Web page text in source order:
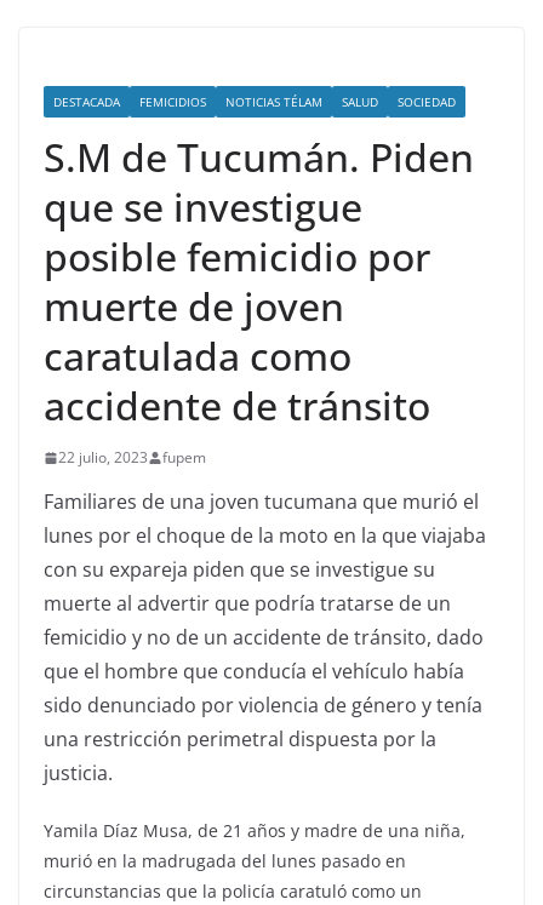
DESTACADA FEMICIDIOS NOTICIAS TÉLAM SALUD SOCIEDAD
S.M de Tucumán. Piden
que se investigue
posible femicidio por
muerte de joven
caratulada como
accidente de tránsito
22 julio, 2023 fupem
Familiares de una joven tucumana que murió el
lunes por el choque de la moto en la que viajaba
con su expareja piden que se investigue su
muerte al advertir que podría tratarse de un
femicidio y no de un accidente de tránsito, dado
que el hombre que conducía el vehículo había
sido denunciado por violencia de género y tenía
una restricción perimetral dispuesta por la
justicia.
Yamila Díaz Musa, de 21 años y madre de una niña,
murió en la madrugada del lunes pasado en
circunstancias que la policía caratuló como un